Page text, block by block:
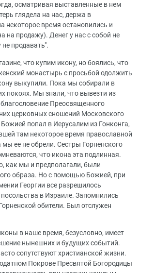
осматривая выставленные в нем
глядела на нас, держа в
некоторое время остановились и
продажу). Денег у нас с собой не
продавать".
что купим икону, но боялись, что
монастырь с просьбой одолжить
выкупили. Пока мы собирали в
покоях. Мы знали, что вывезти из
Преосвященного
церковных сношений Московского
попал в Иерусалим из Гонконга,
там некоторое время православной
ее не обрели. Сестры Горненского
что икона эта подлинная.
как мы и предполагали, были
образа. Но с помощью Божией, при
Георгии все разрешилось
в Израиле. Запомнились
обители. Был отслужен
в наше время, безусловно, имеет
нынешних и будущих событий.
сопутствуют христианской жизни.
Покрове Пресвятой Богородицы